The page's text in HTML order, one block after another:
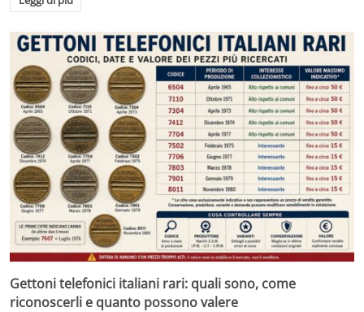
Gettoni telefonici italiani rari: quali sono, come
riconoscerli e quanto possono valere